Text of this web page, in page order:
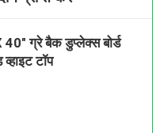
ग्रे बैक डुप्लेक्स बोर्ड
टॉप